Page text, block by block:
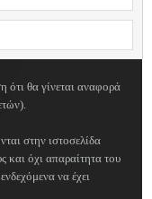
ότι θα γίνεται αναφορά
στην ιστοσελίδα
και όχι απαραίτητα του
να έχει